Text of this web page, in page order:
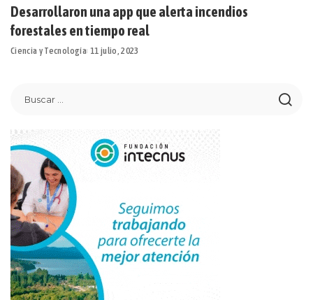
Desarrollaron una app que alerta incendios
forestales en tiempo real
Ciencia y Tecnología 11 julio, 2023